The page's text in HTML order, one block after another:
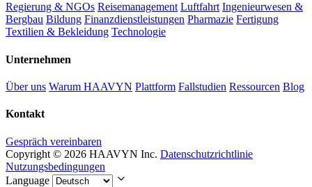
Regierung & NGOs Reisemanagement Luftfahrt Ingenieurwesen &
Bergbau Bildung Finanzdienstleistungen Pharmazie Fertigung
Textilien & Bekleidung Technologie
Unternehmen
Über uns Warum HAAVYN Plattform Fallstudien Ressourcen Blog
Kontakt
Gespräch vereinbaren
Copyright © 2026 HAAVYN Inc. Datenschutzrichtlinie
Nutzungsbedingungen
Language